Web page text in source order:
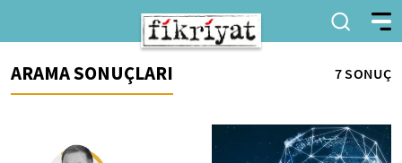
ARAMA SONUÇLARI 7 SONUÇ